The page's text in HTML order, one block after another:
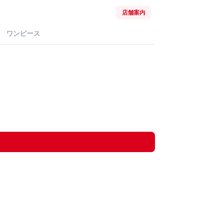
店舗案内
ワンピース